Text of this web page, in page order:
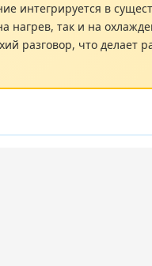
интегрируется в
нагрев, так и на
разговор, что делает